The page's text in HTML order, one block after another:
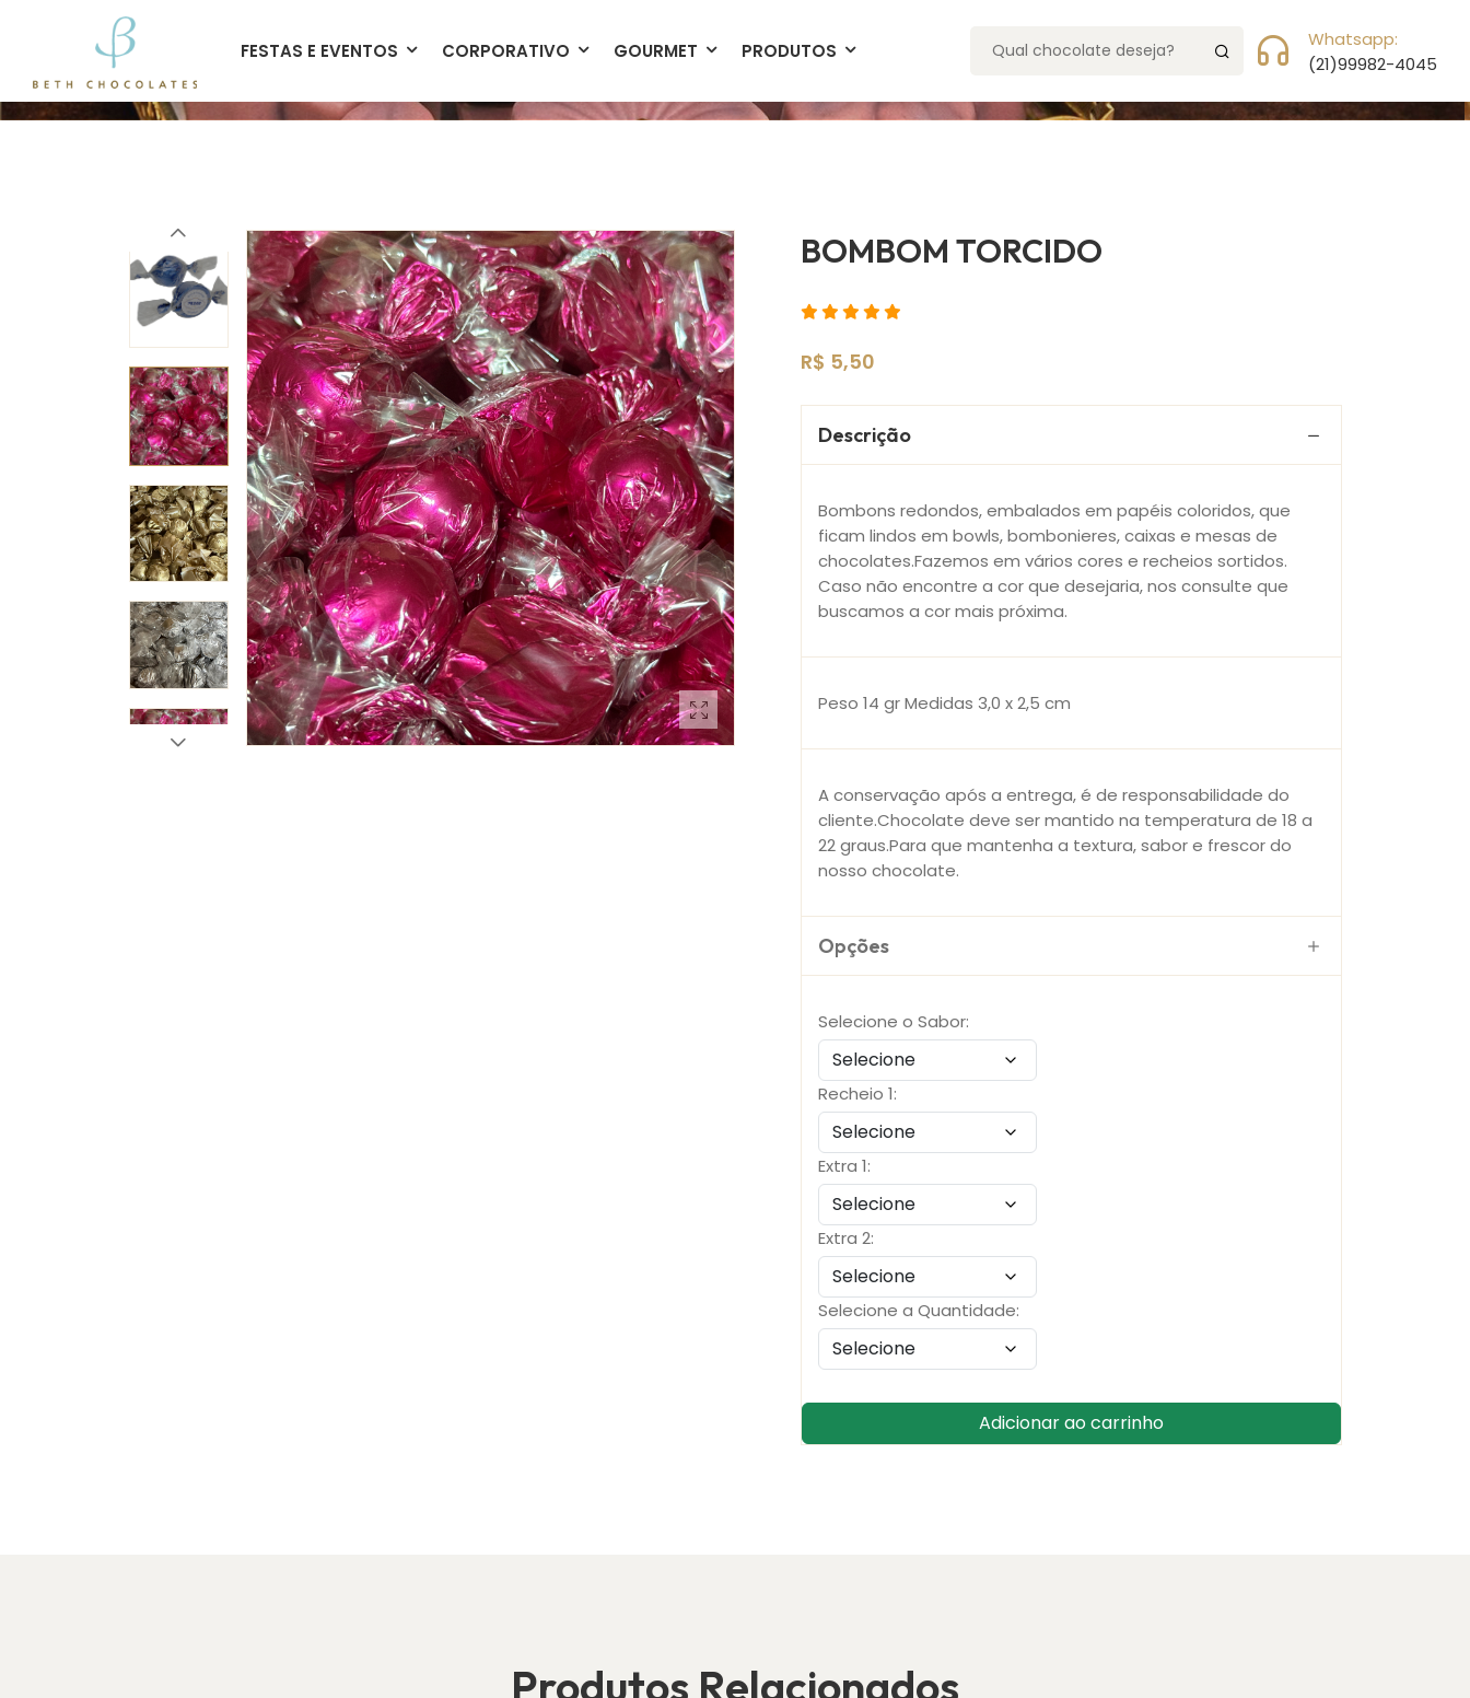
contato@bethchocolates.com.br
FESTAS E EVENTOS
CORPORATIVO GOURMET PRODUTOS
Whatsapp:
(21)99982-4045
BOMBOM TORCIDO
R$ 5,50
Descrição
Bombons redondos, embalados em papéis coloridos, que
ficam lindos em bowls, bombonieres, caixas e mesas de
chocolates.Fazemos em vários cores e recheios sortidos.
Caso não encontre a cor que desejaria, nos consulte que
buscamos a cor mais próxima.
Peso 14 gr Medidas 3,0 x 2,5 cm
A conservação após a entrega, é de responsabilidade do
cliente.Chocolate deve ser mantido na temperatura de 18 a
22 graus.Para que mantenha a textura, sabor e frescor do
nosso chocolate.
Opções
Selecione o Sabor:
Recheio 1:
Extra 1:
Extra 2:
Selecione a Quantidade:
Adicionar ao carrinho
Produtos Relacionados